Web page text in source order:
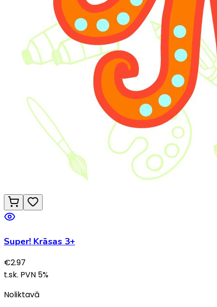
Super! Krāsas 3+
€2.97
t.sk. PVN 5%
Noliktavā